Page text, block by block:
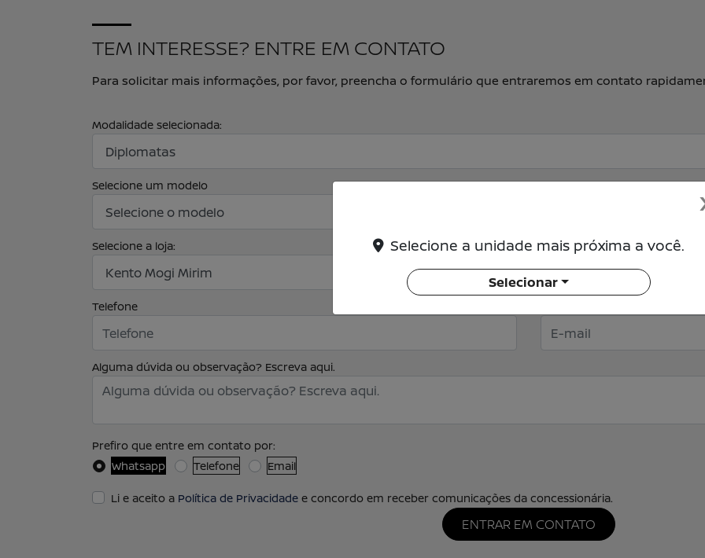
TEM INTERESSE? ENTRE EM CONTATO
Para solicitar mais informações, por favor, preencha o formulário que entraremos em contato
Modalidade selecionada:
Selecione um modelo
Selecione a loja: Nome completo
Telefone
Alguma dúvida ou observação? Escreva aqui.
Prefiro que entre em contato por:
Whatsapp
Telefone Email
Li e aceito a Política de Privacidade e concordo em receber comunicações da concessionária.
ENTRAR EM CONTATO
Selecione a unidade mais próxima a você.
Selecionar